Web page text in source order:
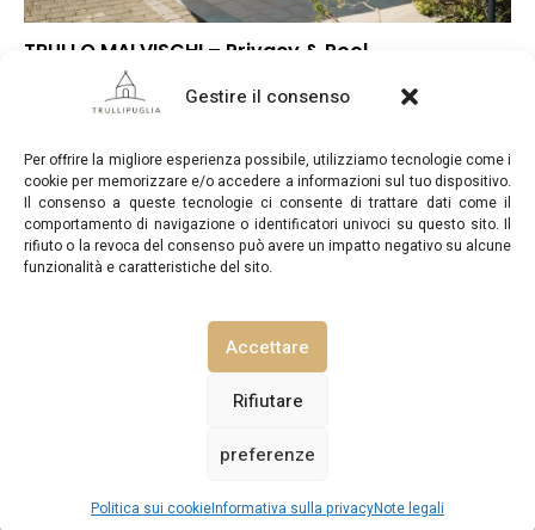
Gestire il consenso
Per offrire la migliore esperienza possibile, utilizziamo tecnologie come i
cookie per memorizzare e/o accedere a informazioni sul tuo dispositivo.
Il consenso a queste tecnologie ci consente di trattare dati come il
comportamento di navigazione o identificatori univoci su questo sito. Il
rifiuto o la revoca del consenso può avere un impatto negativo su alcune
funzionalità e caratteristiche del sito.
Accettare
Rifiutare
preferenze
Politica sui cookieInformativa sulla privacyNote legali
Vedi prezzi / disponibilità
TRULLO MALVISCHI – Privacy & Pool
Punteggio globale
▲Rapporto qualità/prezzo
TrulliPuglia.com © Copyright 2026. Tutti i diritti riservati.
INFORMATIVA SULLA PRIVACY
POLITICA SUI COOKIE (UE) CONTATTACI